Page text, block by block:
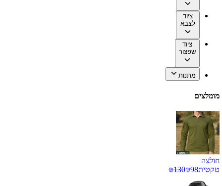
ציוד
לצבא
ציוד
שפצור
מתנות
מומלצים
חולצה
טקטית
₪98
₪130